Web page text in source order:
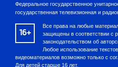
Федеральное государственное
государственная телевизионная и
16+
Все права на любые
защищены в соответствии с
законодательством об
Любое использование
видеоматериалов возможно только с
Для детей старше 16 лет.